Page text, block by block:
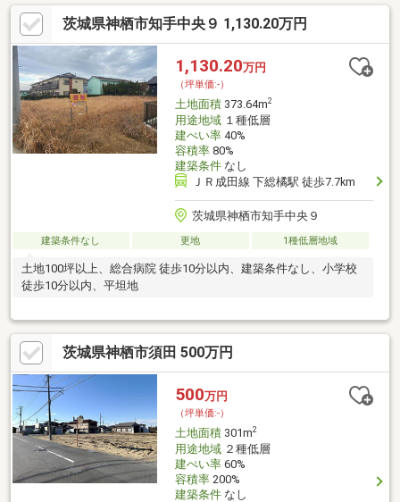
茨城県神栖市知手中央９ 1,130.20万円
1,130.20万円
（坪単価:-）
土地面積373.64m2
用途地域１種低層
建ぺい率40%
容積率80%
建築条件なし
ＪＲ成田線 下総橘駅 徒歩7.7km
茨城県神栖市知手中央９
建築条件なし 更地 1種低層地域
土地100坪以上、総合病院 徒歩10分以内、建築条件なし、小学校
徒歩10分以内、平坦地
茨城県神栖市須田 500万円
500万円
（坪単価:-）
土地面積301m2
用途地域２種低層
建ぺい率60%
容積率200%
建築条件なし